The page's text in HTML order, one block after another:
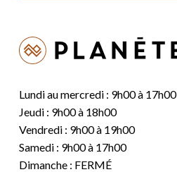
Lundi au mercredi : 9h00 à 17h00
Jeudi : 9h00 à 18h00
Vendredi : 9h00 à 19h00
Samedi : 9h00 à 17h00
Dimanche : FERMÉ